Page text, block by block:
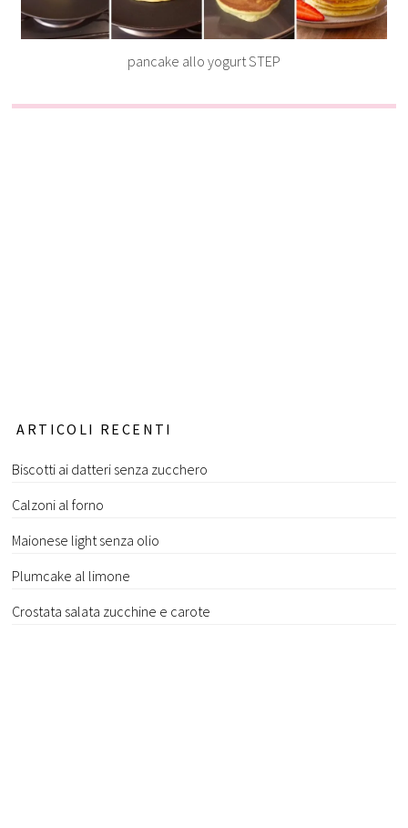
pancake allo yogurt STEP
ARTICOLI RECENTI
Biscotti ai datteri senza zucchero
Calzoni al forno
Maionese light senza olio
Plumcake al limone
Crostata salata zucchine e carote